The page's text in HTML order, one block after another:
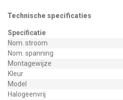
Technische specificaties
Specificatie
Nom. stroom
Nom. spanning
Montagewijze
Kleur
Model
Halogeenvrij